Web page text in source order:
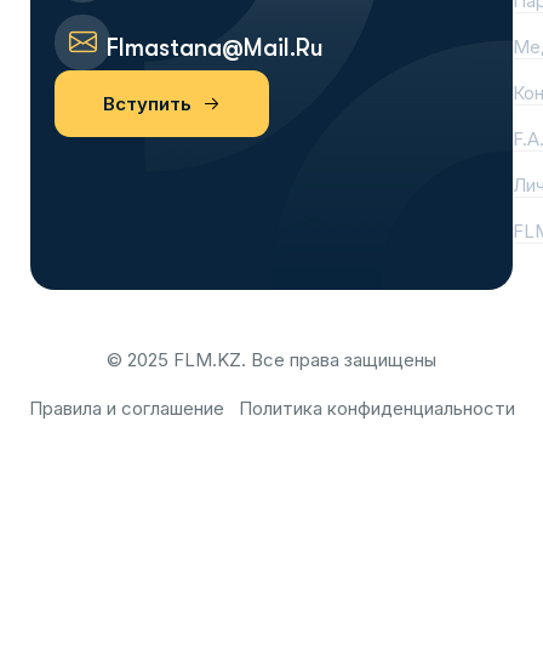
Flmastana@mail.ru
Вступить
© 2025 FLM.KZ. Все права защищены
Правила и соглашение Политика конфиденциальности